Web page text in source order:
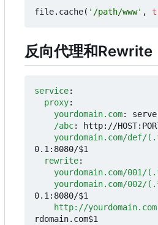
file. cache( '/path/www' ,
反向代理和Rewrite
service:
proxy:
yourdomain.com:
/abc:
http://
yourdomain.com/def/
0.1:8080/$1
rewrite:
yourdomain.com/001/
yourdomain.com/002/
0.1:8080/$1
http://
rdomain.com$1